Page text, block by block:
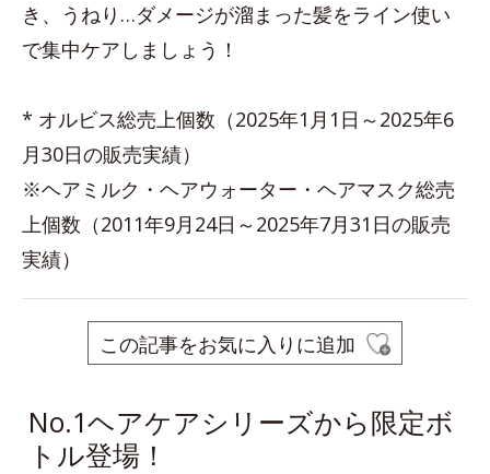
き、うねり…ダメージが溜まった髪をライン使い
で集中ケアしましょう！
* オルビス総売上個数（2025年1月1日～2025年6
月30日の販売実績）
※ヘアミルク・ヘアウォーター・ヘアマスク総売
上個数（2011年9月24日～2025年7月31日の販売
実績）
この記事をお気に入りに追加
No.1ヘアケアシリーズから限定ボ
トル登場！